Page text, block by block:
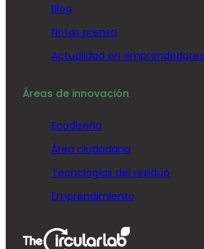
Blog
Notas prensa
Actualidad en emprendedores
Áreas de innovación
Ecodiseño
Área ciudadana
Tecnologías del residuo
Emprendimiento